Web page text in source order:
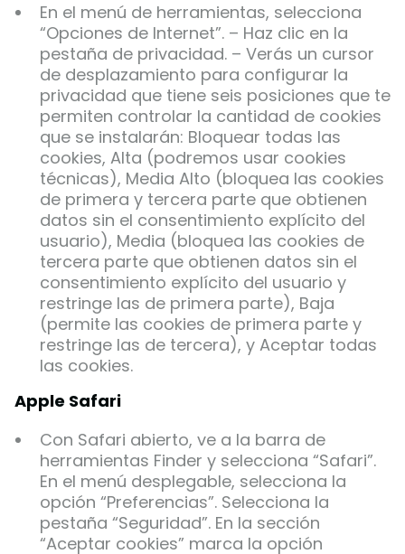
En el menú de herramientas, selecciona
“Opciones de Internet”. – Haz clic en la
pestaña de privacidad. – Verás un cursor
de desplazamiento para configurar la
privacidad que tiene seis posiciones que te
permiten controlar la cantidad de cookies
que se instalarán: Bloquear todas las
cookies, Alta (podremos usar cookies
técnicas), Media Alto (bloquea las cookies
de primera y tercera parte que obtienen
datos sin el consentimiento explícito del
usuario), Media (bloquea las cookies de
tercera parte que obtienen datos sin el
consentimiento explícito del usuario y
restringe las de primera parte), Baja
(permite las cookies de primera parte y
restringe las de tercera), y Aceptar todas
las cookies.
Apple Safari
Con Safari abierto, ve a la barra de
herramientas Finder y selecciona “Safari”.
En el menú desplegable, selecciona la
opción “Preferencias”. Selecciona la
pestaña “Seguridad”. En la sección
“Aceptar cookies” marca la opción